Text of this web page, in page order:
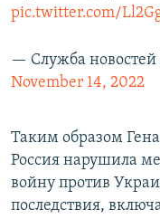
pic.twitter.com/
— Служба новостей
November 14, 2022
Таким образом
Россия нарушила
войну против
последствия,